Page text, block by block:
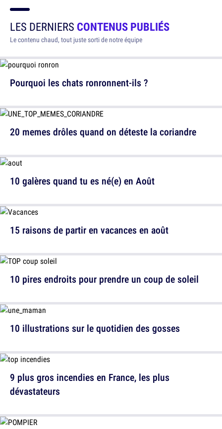
LES DERNIERS CONTENUS PUBLIÉS
Le contenu chaud, tout juste sorti de notre équipe
Pourquoi les chats ronronnent-ils ?
10 galères quand tu es né(e) en Août
10 pires endroits pour prendre un coup de soleil
9 plus gros incendies en France, les plus
dévastateurs
20 memes drôles quand on déteste la coriandre
15 raisons de partir en vacances en août
10 illustrations sur le quotidien des gosses